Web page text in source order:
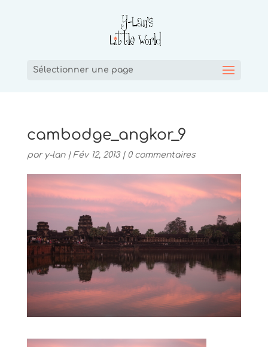
Sélectionner une page
cambodge_angkor_9
par y-lan| Fév 12, 2013| 0 commentaires